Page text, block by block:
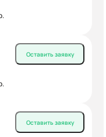
Оставить заявку
Оставить заявку